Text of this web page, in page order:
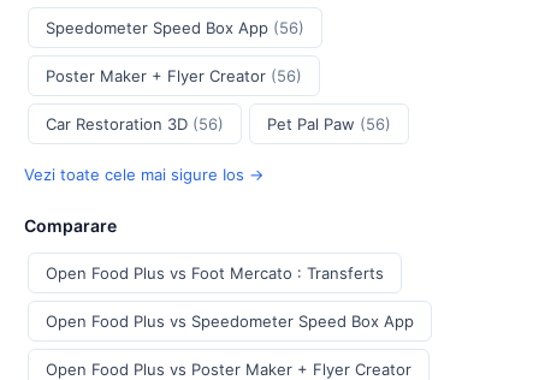
Speedometer Speed Box App (56)
Poster Maker + Flyer Creator (56)
Car Restoration 3D (56) Pet Pal Paw (56)
Vezi toate cele mai sigure Ios →
Comparare
Open Food Plus vs Foot Mercato : Transferts
Open Food Plus vs Speedometer Speed Box App
Open Food Plus vs Poster Maker + Flyer Creator